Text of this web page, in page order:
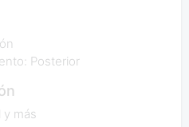
Posterior
y más